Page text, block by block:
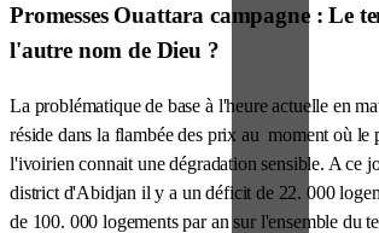
Promesses Ouattara campagne : Le
l'autre nom de Dieu ?
La problématique de base à l'heure actuelle en
réside dans la flambée des prix au moment où le
l'ivoirien connait une dégradation sensible. A ce
district d'Abidjan il y a un déficit de 22. 000
de 100. 000 logements par an sur l'ensemble du